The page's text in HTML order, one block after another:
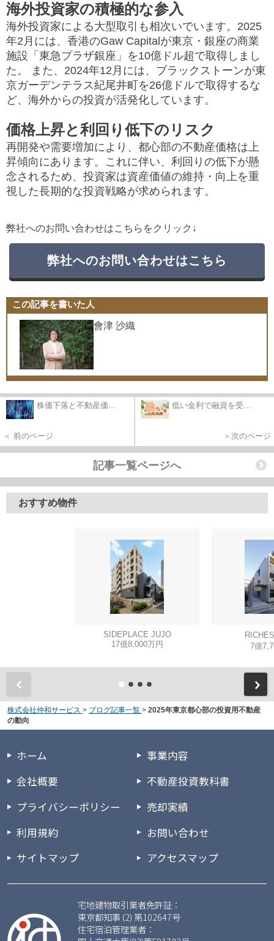
海外投資家の積極的な参入
海外投資家による大型取引も相次いでいます。​2025
年2月には、香港のGaw Capitalが東京・銀座の商業
施設「東急プラザ銀座」を10億ドル超で取得しまし
た。 ​また、2024年12月には、ブラックストーンが東
京ガーデンテラス紀尾井町を26億ドルで取得するな
ど、海外からの投資が活発化しています。
価格上昇と利回り低下のリスク
再開発や需要増加により、都心部の不動産価格は上
昇傾向にあります。​これに伴い、利回りの低下が懸
念されるため、投資家は資産価値の維持・向上を重
視した長期的な投資戦略が求められます。 ​
弊社へのお問い合わせはこちらをクリック↓
弊社へのお問い合わせはこちら
この記事を書いた人
會津 沙織
株価下落と不動産価...
＜ 前のページ
低い金利で融資を受...
＞次のページ
記事一覧ページへ
おすすめ物件
SIDEPLACE JUJO
17億8,000万円
7億
株式会社仲和サービス > ブログ記事一覧 > 2025年東京都心部の投資用不動産
の動向
ホーム
会社概要
プライバシーポリシー
利用規約
サイトマップ
事業内容
不動産投資教科書
売却実績
お問い合わせ
アクセスマップ
宅地建物取引業者免許証：
東京都知事 (2) 第102647号
住宅宿泊管理業者：